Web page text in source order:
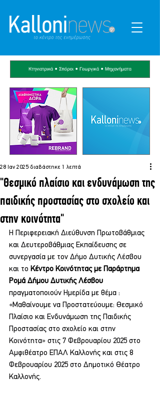
"Θεσμικό πλαίσιο και ενδυνάμωση της
παιδικής προστασίας στο σχολείο και
στην κοινότητα"
28 Ιαν 2025 διαβάστηκε 1 λεπτά
Η Περιφερειακή Διεύθυνση Πρωτοβάθμιας
και Δευτεροβάθμιας Εκπαίδευσης σε
συνεργασία με τον Δήμο Δυτικής Λέσβου
και το Κέντρο Κοινότητας με Παράρτημα
Ρομά Δήμου Δυτικής Λέσβου
πραγματοποιούν Ημερίδα με θέμα :
«Μαθαίνουμε να Προστατεύουμε: Θεσμικό
Πλαίσιο και Ενδυνάμωση της Παιδικής
Προστασίας στο σχολείο και στην
Κοινότητα» στις 7 Φεβρουαρίου 2025 στο
Αμφιθέατρο ΕΠΑΛ Καλλονής και στις 8
Φεβρουαρίου 2025 στο Δημοτικό Θέατρο
Καλλονής.